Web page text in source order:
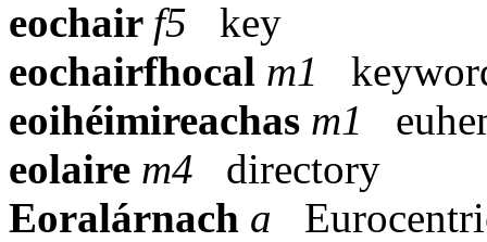
eochair f5
key
eochairfhocal m1
eoihéimireachas m1
eolaire m4
directory
Eoralárnach a